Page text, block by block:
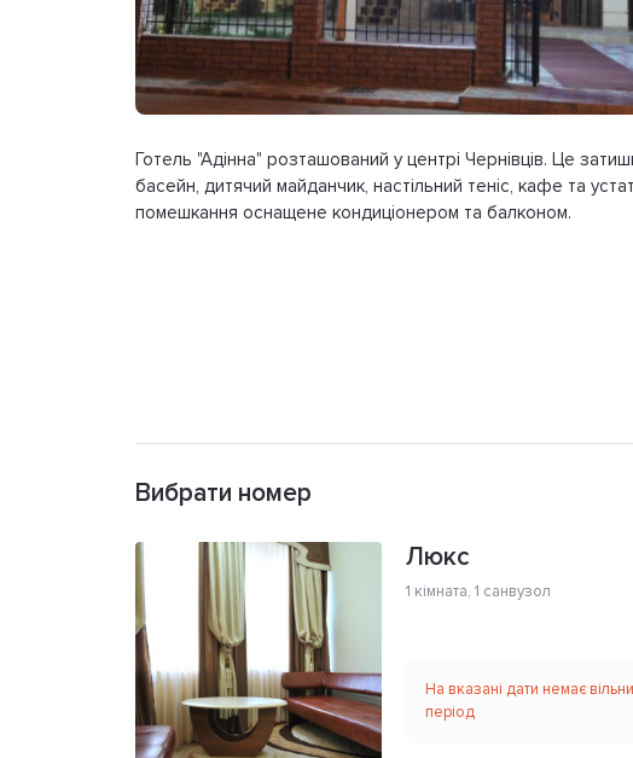
Готель "Адінна" розташований у центрі Чернівців. Це
басейн, дитячий майданчик, настільний теніс, кафе та
помешкання оснащене кондиціонером та балконом.
Вибрати номер
Люкс
1 кімната, 1 санвузол
На вказані дати немає
період